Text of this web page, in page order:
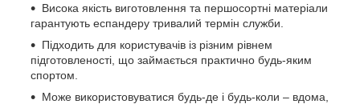
Висока якість виготовлення та першосортні матеріали
гарантують еспандеру тривалий термін служби.
Підходить для користувачів із різним рівнем
підготовленості, що займається практично будь-яким
спортом.
Може використовуватися будь-де і будь-коли – вдома,